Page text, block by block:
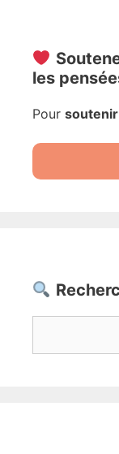
les
Pour soutenir